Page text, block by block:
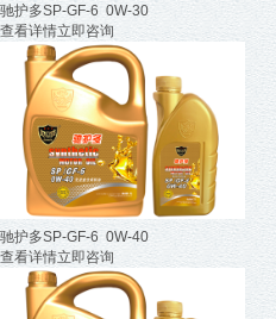
驰护多SP-GF-6 0W-30
查看详情立即咨询
驰护多SP-GF-6 0W-40
查看详情立即咨询